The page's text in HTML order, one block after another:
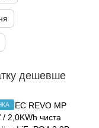
дешевше